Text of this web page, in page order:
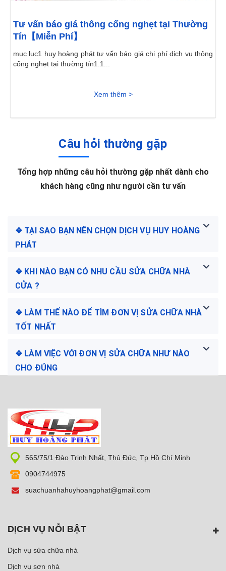
Tư vấn báo giá thông cống nghẹt tại Thường
Tín【Miễn Phí】
mục lục1 huy hoàng phát tư vấn báo giá chi phí dịch vụ thông
cống nghẹt tại thường tín1.1...
Xem thêm >
Câu hỏi thường gặp
Tổng hợp những câu hỏi thường gặp nhất dành cho
khách hàng cũng như người cần tư vấn
❖ TẠI SAO BẠN NÊN CHỌN DỊCH VỤ HUY HOÀNG
PHÁT
❖ KHI NÀO BẠN CÓ NHU CẦU SỬA CHỮA NHÀ
CỬA ?
❖ LÀM THẾ NÀO ĐỂ TÌM ĐƠN VỊ SỬA CHỮA NHÀ
TỐT NHẤT
❖ LÀM VIỆC VỚI ĐƠN VỊ SỬA CHỮA NHƯ NÀO
CHO ĐÚNG
565/75/1 Đào Trinh Nhất, Thủ Đức, Tp Hồ Chí Minh
0904744975
suachuanhahuyhoangphat@gmail.com
DỊCH VỤ NỖI BẬT
Dịch vụ sửa chữa nhà
Dịch vụ sơn nhà